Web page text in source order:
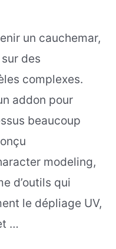
un cauchemar,
des
complexes.
addon pour
beaucoup
modeling,
d’outils qui
le dépliage UV,
…